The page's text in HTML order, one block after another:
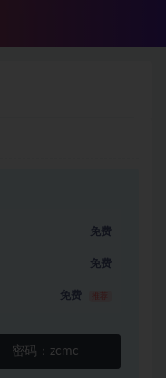
免费
免费
免费
密码： zcmc